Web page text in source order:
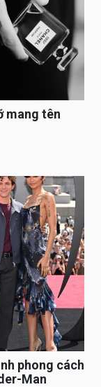
mang tên
phong cách
Man